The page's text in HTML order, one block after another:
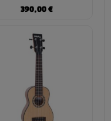
390,00€